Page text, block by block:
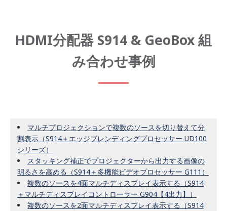
HDMI分配器 S914 & GeoBox 組
み合わせ事例
マルチプロジェクションで複数のソースを切り替えて分
割表示（S914＋エッジブレンディングプロセッサー UD100
シリーズ）
スタッキング補正でプロジェクターから出力する画像の
明るさを高める（S914＋多機能ビデオプロセッサー G111）
複数のソースを4面マルチディスプレイ表示する（S914
＋マルチディスプレイコントローラー G904【4出力】）
複数のソースを2面マルチディスプレイ表示する（S914